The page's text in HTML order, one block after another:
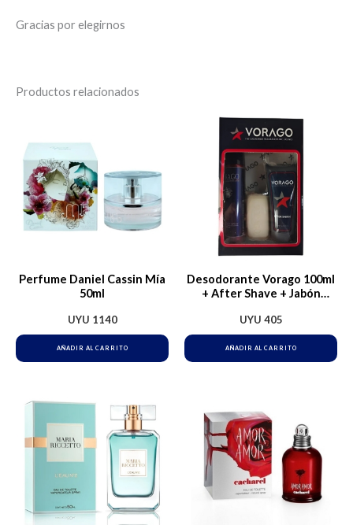
Gracias por elegirnos
Productos relacionados
Perfume Daniel Cassin Mía
50ml
UYU 1140
AÑADIR AL CARRITO
Desodorante Vorago 100ml
+ After Shave + Jabón
UYU 405
AÑADIR AL CARRITO